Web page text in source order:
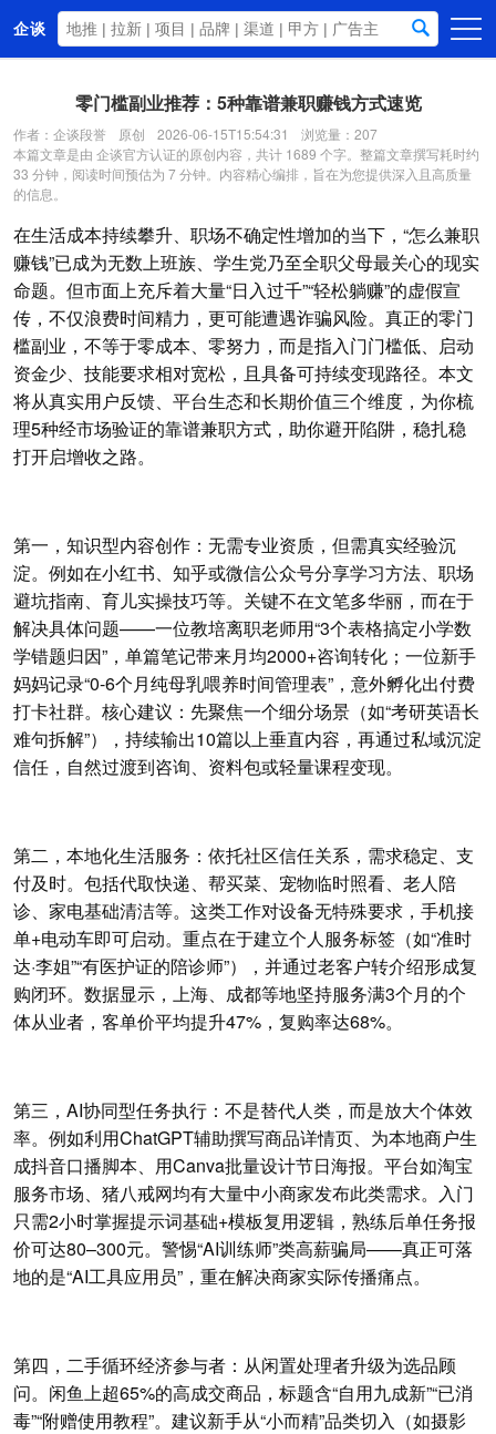
企谈
资讯动态
关于我们
零门槛副业推荐：5种靠谱兼职赚钱方式速览
作者：企谈段誉 原创 2026-06-15T15:54:31
浏览量：207
本篇文章是由 企谈官方认证的原创内容，共计 1689 个字。整篇文章撰写耗时约
33 分钟，阅读时间预估为 7 分钟。内容精心编排，旨在为您提供深入且高质量
的信息。
在生活成本持续攀升、职场不确定性增加的当下，“怎么兼职
赚钱”已成为无数上班族、学生党乃至全职父母最关心的现实
命题。但市面上充斥着大量“日入过千”“轻松躺赚”的虚假宣
传，不仅浪费时间精力，更可能遭遇诈骗风险。真正的零门
槛副业，不等于零成本、零努力，而是指入门门槛低、启动
资金少、技能要求相对宽松，且具备可持续变现路径。本文
将从真实用户反馈、平台生态和长期价值三个维度，为你梳
理5种经市场验证的靠谱兼职方式，助你避开陷阱，稳扎稳
打开启增收之路。
第一，知识型内容创作：无需专业资质，但需真实经验沉
淀。例如在小红书、知乎或微信公众号分享学习方法、职场
避坑指南、育儿实操技巧等。关键不在文笔多华丽，而在于
解决具体问题——一位教培离职老师用“3个表格搞定小学数
学错题归因”，单篇笔记带来月均2000+咨询转化；一位新手
妈妈记录“0-6个月纯母乳喂养时间管理表”，意外孵化出付费
打卡社群。核心建议：先聚焦一个细分场景（如“考研英语长
难句拆解”），持续输出10篇以上垂直内容，再通过私域沉淀
信任，自然过渡到咨询、资料包或轻量课程变现。
第二，本地化生活服务：依托社区信任关系，需求稳定、支
付及时。包括代取快递、帮买菜、宠物临时照看、老人陪
诊、家电基础清洁等。这类工作对设备无特殊要求，手机接
单+电动车即可启动。重点在于建立个人服务标签（如“准时
达·李姐”“有医护证的陪诊师”），并通过老客户转介绍形成复
购闭环。数据显示，上海、成都等地坚持服务满3个月的个
体从业者，客单价平均提升47%，复购率达68%。
第三，AI协同型任务执行：不是替代人类，而是放大个体效
率。例如利用ChatGPT辅助撰写商品详情页、为本地商户生
成抖音口播脚本、用Canva批量设计节日海报。平台如淘宝
服务市场、猪八戒网均有大量中小商家发布此类需求。入门
只需2小时掌握提示词基础+模板复用逻辑，熟练后单任务报
价可达80–300元。警惕“AI训练师”类高薪骗局——真正可落
地的是“AI工具应用员”，重在解决商家实际传播痛点。
第四，二手循环经济参与者：从闲置处理者升级为选品顾
问。闲鱼上超65%的高成交商品，标题含“自用九成新”“已消
毒”“附赠使用教程”。建议新手从“小而精”品类切入（如摄影